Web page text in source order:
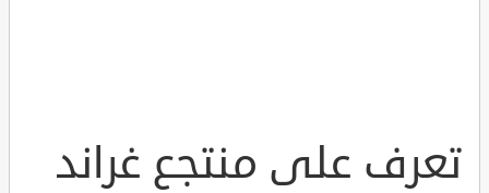
تعرف على منتجع غراند